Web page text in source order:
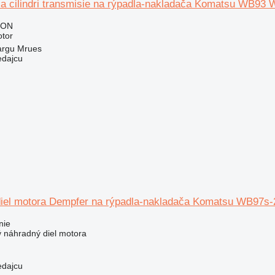
cilindri transmisie na rýpadla-nakladača Komatsu WB93
Mrues
motora Dempfer na rýpadla-nakladača Komatsu WB97s-
náhradný diel motora